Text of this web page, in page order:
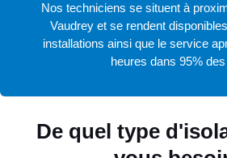
De quel type
Nos techniciens se situent à
Vaudrey et se rendent
installations ainsi que le service
heures dans 95%